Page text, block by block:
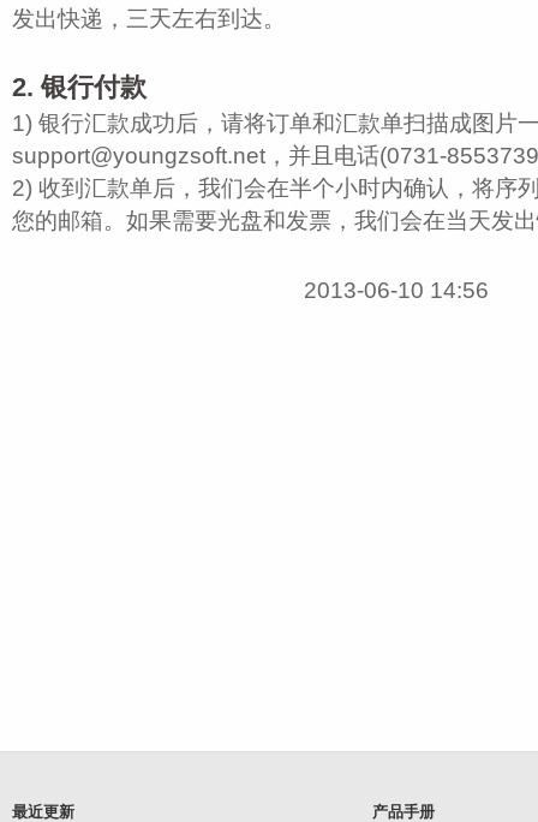
发出快递，三天左右到达。
2. 银行付款
1) 银行汇款成功后，请将订单和汇款单扫描成图片
support@youngzsoft.net，并且电话(0731-
2) 收到汇款单后，我们会在半个小时内确认，将序
您的邮箱。如果需要光盘和发票，我们会在当天发
2013-06-10 14:56
最近更新 产品手册